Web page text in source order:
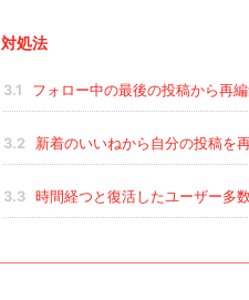
対処法
3.1 フォロー中の最後の投稿から再
3.2 新着のいいねから自分の投稿を
3.3 時間経つと復活したユーザー多